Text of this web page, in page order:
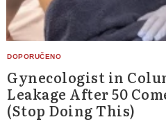
Gynecologist in
Leakage After 50
(Stop Doing This)